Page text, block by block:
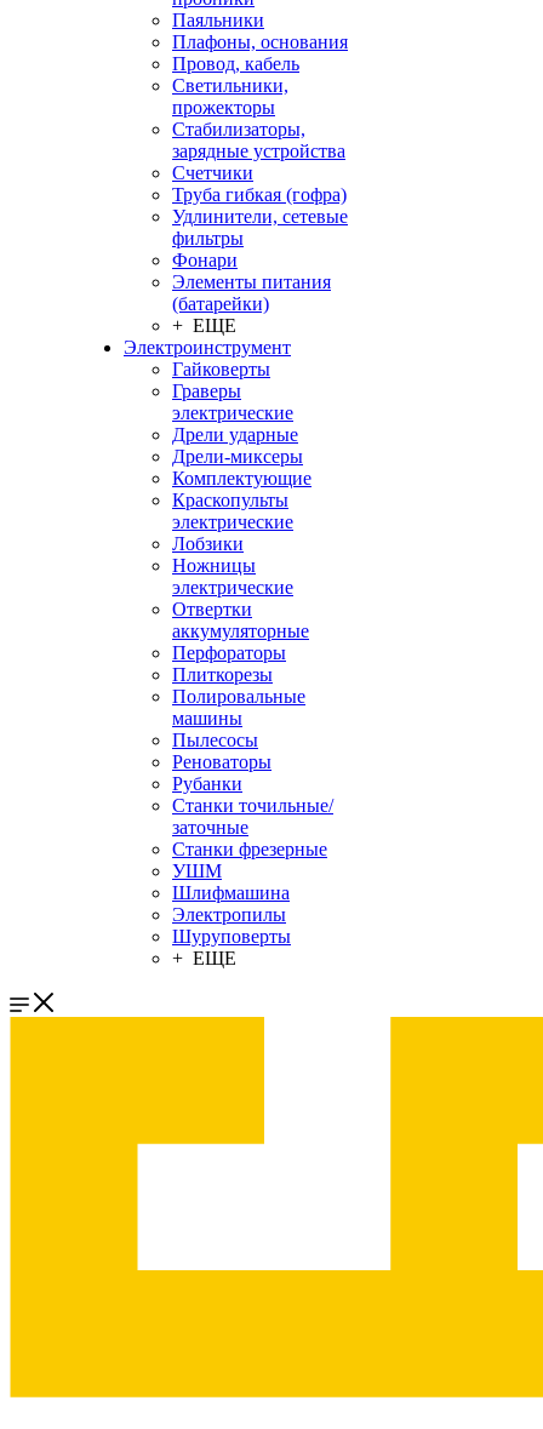
Паяльники
Плафоны, основания
Провод, кабель
Светильники,
прожекторы
Стабилизаторы,
зарядные устройства
Счетчики
Труба гибкая (гофра)
Удлинители, сетевые
фильтры
Фонари
Элементы питания
(батарейки)
+ ЕЩЕ
Электроинструмент
Гайковерты
Граверы
электрические
Дрели ударные
Дрели-миксеры
Комплектующие
Краскопульты
электрические
Лобзики
Ножницы
электрические
Отвертки
аккумуляторные
Перфораторы
Плиткорезы
Полировальные
машины
Пылесосы
Реноваторы
Рубанки
Станки точильные/
заточные
Станки фрезерные
УШМ
Шлифмашина
Электропилы
Шуруповерты
+ ЕЩЕ